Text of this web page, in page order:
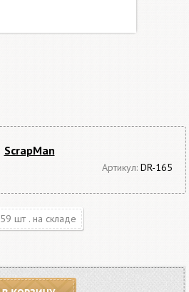
ScrapMan
Артикул: DR-165
59 шт . на складе